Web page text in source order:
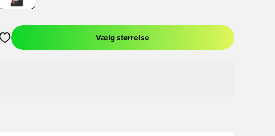
Åbner en Modal til at logge ind eller tilmelde dig som medlem
Vælg størrelse